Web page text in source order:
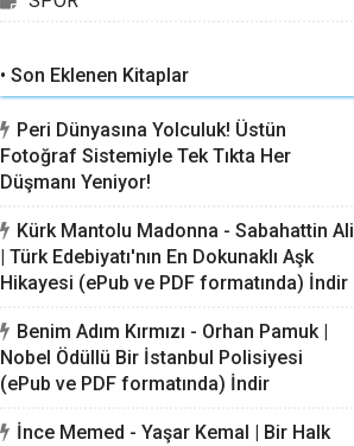
• Son Eklenen Kitaplar
Peri Dünyasına Yolculuk! Üstün
Fotoğraf Sistemiyle Tek Tıkta Her
Düşmanı Yeniyor!
Kürk Mantolu Madonna - Sabahattin Ali
| Türk Edebiyatı'nın En Dokunaklı Aşk
Hikayesi (ePub ve PDF formatında) İndir
Benim Adım Kırmızı - Orhan Pamuk |
Nobel Ödüllü Bir İstanbul Polisiyesi
(ePub ve PDF formatında) İndir
İnce Memed - Yaşar Kemal | Bir Halk